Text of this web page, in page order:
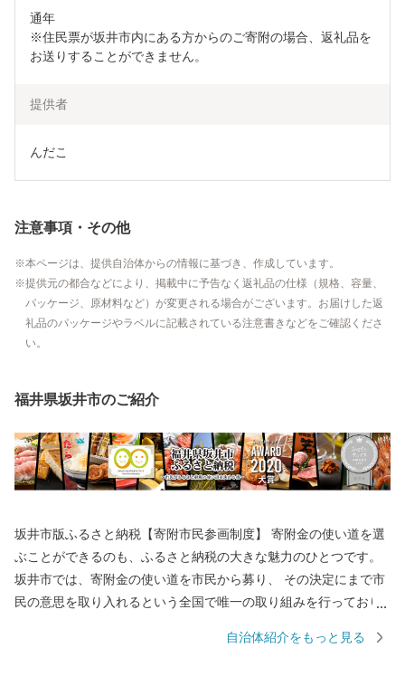
通年
※住民票が坂井市内にある方からのご寄附の場合、返礼品を
お送りすることができません。
提供者
んだこ
注意事項・その他
本ページは、提供自治体からの情報に基づき、作成しています。
提供元の都合などにより、掲載中に予告なく返礼品の仕様（規格、容量、
パッケージ、原材料など）が変更される場合がございます。お届けした返
礼品のパッケージやラベルに記載されている注意書きなどをご確認くださ
い。
福井県坂井市のご紹介
坂井市版ふるさと納税【寄附市民参画制度】 寄附金の使い道を選
ぶことができるのも、ふるさと納税の大きな魅力のひとつです。
坂井市では、寄附金の使い道を市民から募り、 その決定にまで市
民の意思を取り入れるという全国で唯一の取り組みを行っており
自治体紹介をもっと見る